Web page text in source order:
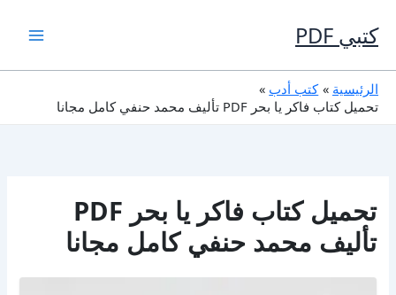
إلى
المحتوى
كتبي PDF
الرئيسية
كتب أدب
تحميل كتاب فاكر يا بحر PDF تأليف محمد حنفي كامل مجانا
تحميل كتاب فاكر يا بحر PDF
تأليف محمد حنفي كامل مجانا